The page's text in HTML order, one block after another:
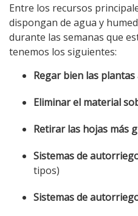
Entre los recursos
dispongan de agua y
durante las semanas que
tenemos los siguientes:
Regar bien las
Eliminar el material
Retirar las hojas más
Sistemas de
tipos)
Sistemas de